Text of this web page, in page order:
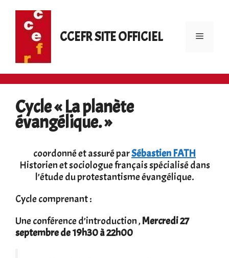
contenu
CCEFR SITE OFFICIEL Menu
Cycle « La planète
évangélique. »
coordonné et assuré parSébastien FATH
Historien et sociologue français spécialisé dans
l’étude du protestantisme évangélique.
Cycle comprenant :
Une conférence d’introduction ,Mercredi 27
septembre de 19h30 à 22h00